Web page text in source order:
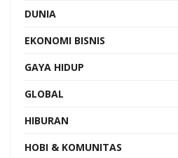
DUNIA
EKONOMI BISNIS
GAYA HIDUP
GLOBAL
HIBURAN
HOBI & KOMUNITAS